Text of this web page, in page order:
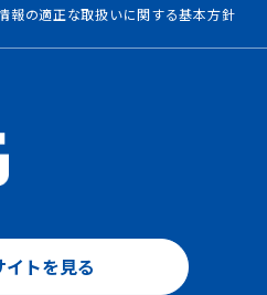
報の適正な取扱いに関する基本方針
トを見る